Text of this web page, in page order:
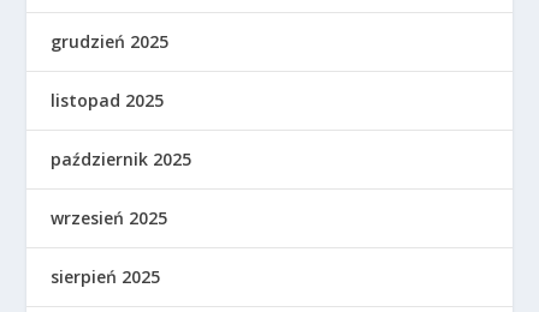
grudzień 2025
listopad 2025
październik 2025
wrzesień 2025
sierpień 2025